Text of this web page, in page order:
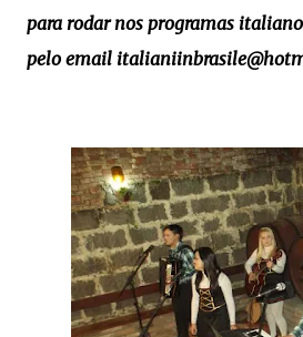
para rodar nos programas
pelo email